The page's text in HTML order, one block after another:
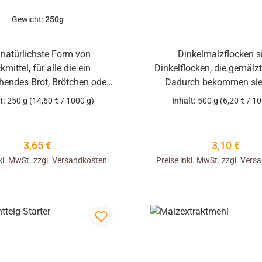
Gewicht:250g
natürlichste Form von
für alle die ein
Brot, Brötchen oder
auch ohne Zugabe
Keimprozess
werden, sorgen in
Wirkung.
250 g (14,60 € / 1000 g)
Regulärer Preis:
3,65 €
MwSt. zzgl. Versandkosten
Dinkelmalzflocken
Dinkelflocken, die
Dadurch bekommen
intensiv malzigen
Inhalt: 500 g (6,20 € /
Regulärer
3,10 €
Preise inkl. MwSt. zzgl.